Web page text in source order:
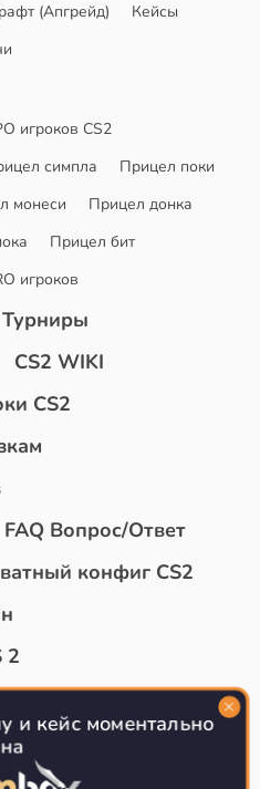
(Апгрейд)
Кейсы
игроков CS2
симпла
Прицел поки
монеси
Прицел донка
Прицел бит
игроков
Турниры
CS2 WIKI
CS2
FAQ Вопрос/Ответ
конфиг CS2
2
2
О проекте
и кейс моментально
на